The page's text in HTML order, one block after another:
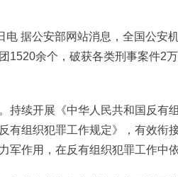
据公安部网站消息，全国公安
1520余个，破获各类刑事案件2
续开展《中华人民共和国反有组
有组织犯罪工作规定》，有效衔
军作用，在反有组织犯罪工作中